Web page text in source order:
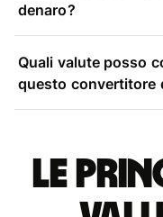
denaro?
Quali valute posso
questo convertitore
Le